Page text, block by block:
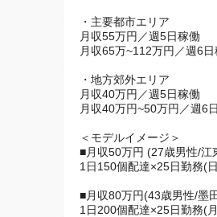
・主要都市エリア
月収55万円／週5日稼働
月収65万~112万円／週6日
・地方郊外エリア
月収40万円／週5日稼働
月収40万円~50万円／週6
＜モデルイメージ＞
■月収50万円 (27歳男性/
1日150個配達×25日勤務(
■月収80万円(43歳男性/墨
1日200個配達×25日勤務(